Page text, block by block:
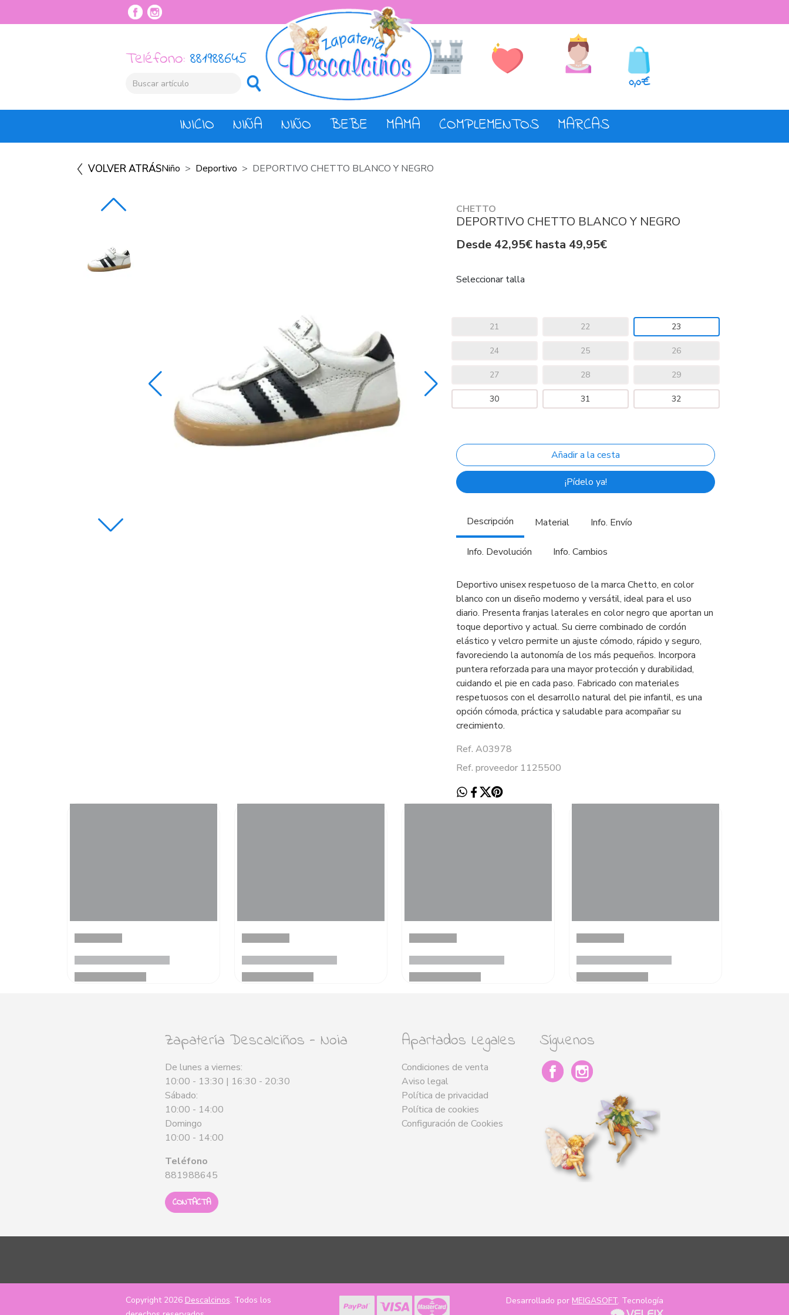
Teléfono: 881988645
0,0€
INICIO NIÑA NIÑO BEBE MAMA COMPLEMENTOS MARCAS
VOLVER ATRÁSNiño Deportivo DEPORTIVO CHETTO BLANCO Y NEGRO
CHETTO
DEPORTIVO CHETTO BLANCO Y NEGRO
Desde 42,95€ hasta 49,95€
Seleccionar talla
21 22 23
24 25 26
27 28 29
30 31 32
¡Pídelo ya!
Descripción Material Info. Envío
Info. Devolución Info. Cambios
Deportivo unisex respetuoso de la marca Chetto, en color
blanco con un diseño moderno y versátil, ideal para el uso
diario. Presenta franjas laterales en color negro que aportan un
toque deportivo y actual. Su cierre combinado de cordón
elástico y velcro permite un ajuste cómodo, rápido y seguro,
favoreciendo la autonomía de los más pequeños. Incorpora
puntera reforzada para una mayor protección y durabilidad,
cuidando el pie en cada paso. Fabricado con materiales
respetuosos con el desarrollo natural del pie infantil, es una
opción cómoda, práctica y saludable para acompañar su
crecimiento.
Ref. A03978
Ref. proveedor 1125500
Zapatería Descalciños - Noia
De lunes a viernes:
10:00 - 13:30 | 16:30 - 20:30
Sábado:
10:00 - 14:00
Domingo
10:00 - 14:00
Teléfono
881988645
CONTACTA
Apartados Legales
Condiciones de venta
Aviso legal
Política de privacidad
Política de cookies
Configuración de Cookies
Síguenos
Copyright 2026 Descalcinos. Todos los
Desarrollado por MEIGASOFT. Tecnología